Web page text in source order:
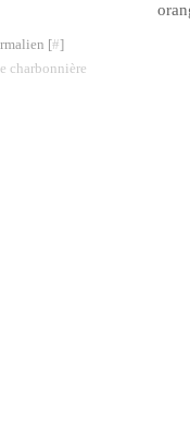
[#]
charbonnière